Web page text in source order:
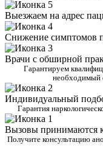
Выезжаем на адрес
Снижение симптомов
Врачи с обширной
Гарантируем
необходимый
Индивидуальный
Гарантия
Вызовы принимаются
Получите консультацию